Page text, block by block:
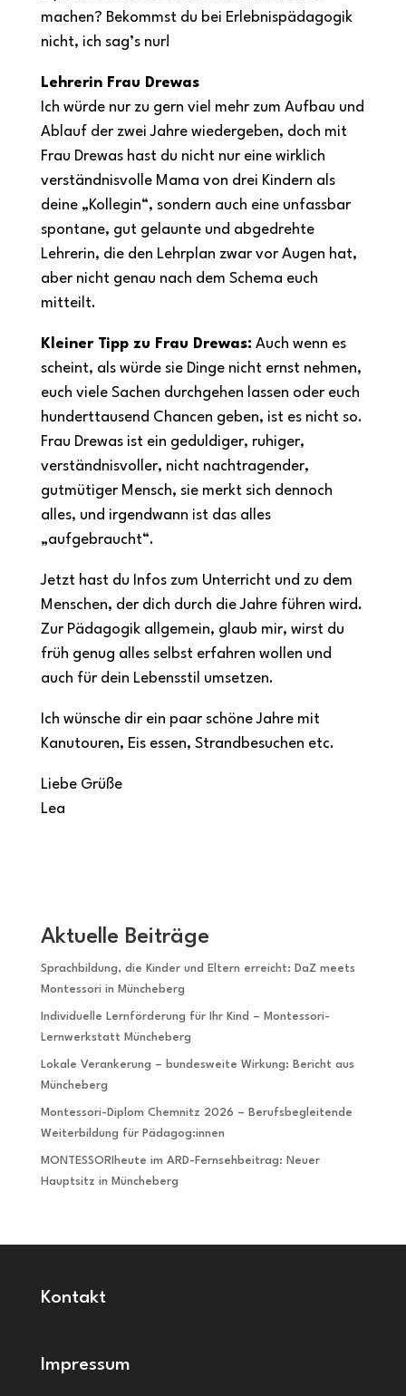
machen? Bekommst du bei Erlebnispädagogik
nicht, ich sag’s nur!
Lehrerin Frau Drewas
Ich würde nur zu gern viel mehr zum Aufbau und
Ablauf der zwei Jahre wiedergeben, doch mit
Frau Drewas hast du nicht nur eine wirklich
verständnisvolle Mama von drei Kindern als
deine „Kollegin“, sondern auch eine unfassbar
spontane, gut gelaunte und abgedrehte
Lehrerin, die den Lehrplan zwar vor Augen hat,
aber nicht genau nach dem Schema euch
mitteilt.
Kleiner Tipp zu Frau Drewas: Auch wenn es
scheint, als würde sie Dinge nicht ernst nehmen,
euch viele Sachen durchgehen lassen oder euch
hunderttausend Chancen geben, ist es nicht so.
Frau Drewas ist ein geduldiger, ruhiger,
verständnisvoller, nicht nachtragender,
gutmütiger Mensch, sie merkt sich dennoch
alles, und irgendwann ist das alles
„aufgebraucht“.
Jetzt hast du Infos zum Unterricht und zu dem
Menschen, der dich durch die Jahre führen wird.
Zur Pädagogik allgemein, glaub mir, wirst du
früh genug alles selbst erfahren wollen und
auch für dein Lebensstil umsetzen.
Ich wünsche dir ein paar schöne Jahre mit
Kanutouren, Eis essen, Strandbesuchen etc.
Liebe Grüße
Lea
Aktuelle Beiträge
Sprachbildung, die Kinder und Eltern erreicht: DaZ meets
Montessori in Müncheberg
Individuelle Lernförderung für Ihr Kind – Montessori-
Lernwerkstatt Müncheberg
Lokale Verankerung – bundesweite Wirkung: Bericht aus
Müncheberg
Montessori-Diplom Chemnitz 2026 – Berufsbegleitende
Weiterbildung für Pädagog:innen
MONTESSORIheute im ARD-Fernsehbeitrag: Neuer
Hauptsitz in Müncheberg
Kontakt
Impressum